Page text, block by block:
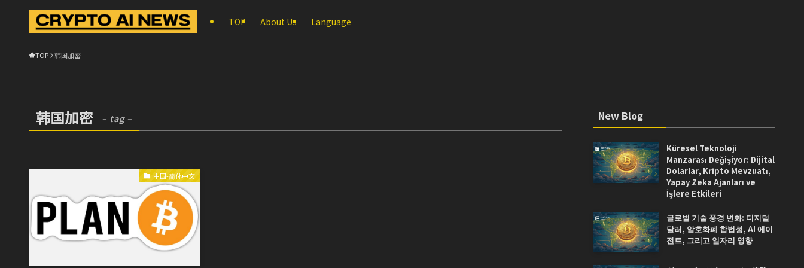
TOP About Us Language
TOP 韩国加密
韩国加密 – tag –
中国-简体中文
New Blog
Küresel Teknoloji
Manzarası Değişiyor: Dijital
Dolarlar, Kripto Mevzuatı,
Yapay Zeka Ajanları ve
İşlere Etkileri
글로벌 기술 풍경 변화: 디지털
달러, 암호화폐 합법성, AI 에이
전트, 그리고 일자리 영향